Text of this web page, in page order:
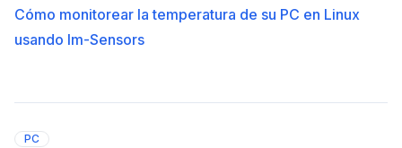
Cómo monitorear la temperatura de su PC en Linux
usando lm-Sensors
PC